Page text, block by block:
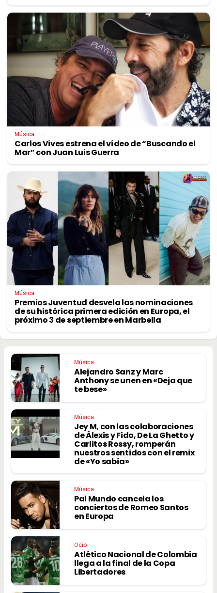
Música
Carlos Vives estrena el vídeo de “Buscando el
Mar” con Juan Luis Guerra
Música
Premios Juventud desvela las nominaciones
de su histórica primera edición en Europa, el
próximo 3 de septiembre en Marbella
Música
Alejandro Sanz y Marc
Anthony se unen en «Deja que
te bese»
Música
Jey M, con las colaboraciones
de Álexis y Fido, De La Ghetto y
Carlitos Rossy, romperán
nuestros sentidos con el remix
de «Yo sabía»
Música
Pal Mundo cancela los
conciertos de Romeo Santos
en Europa
Ocio
Atlético Nacional de Colombia
llega a la final de la Copa
Libertadores